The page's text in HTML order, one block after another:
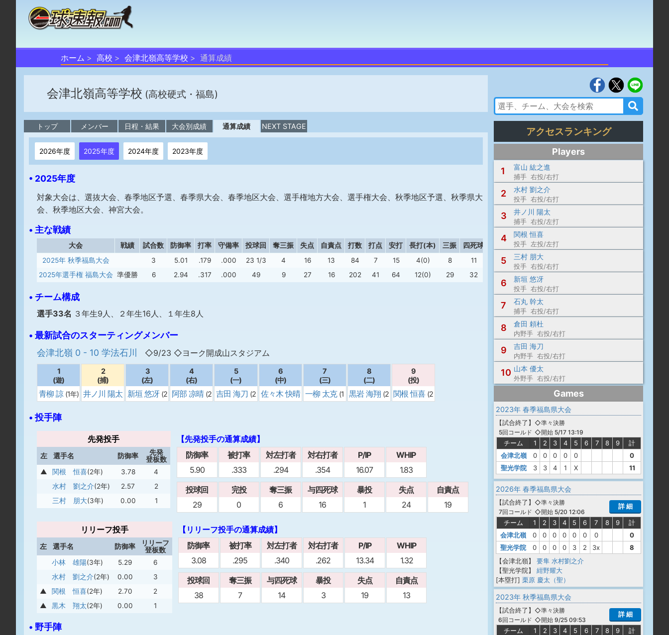
ホーム 高校 会津北嶺高等学校 通算成績
会津北嶺高等学校 (高校硬式・福島)
トップ メンバー 日程・結果 大会別成績 通算成績 NEXT STAGE
2026年度 2025年度 2024年度 2023年度
• 2025年度
対象大会は、選抜大会、春季地区予選、春季県大会、春季地区大会、選手権地方大会、選手権大会、秋季地区予選、秋季県大
会、秋季地区大会、神宮大会。
• 主な戦績
大会 戦績 試合数 防御率 打率 守備率 投球回 奪三振 失点 自責点 打数 打点 安打 長打(本) 三振 四死球
失策
2025年 秋季福島大会
3 5.01 .179 .000 23 1/3 4 16 13 84 7 15 4(0) 8 11
8
2025年選手権 福島大会 準優勝 6 2.94 .317 .000 49 9 27 16 202 41 64 12(0) 29 32 2 11
• チーム構成
選手33名 ３年生9人、２年生16人、１年生8人
• 最新試合のスターティングメンバー
会津北嶺 0 - 10 学法石川
◇9/23 ◇ヨーク開成山スタジアム
1
(遊)
青柳 諒 (1年)
2
(捕)
井ノ川 陽太
3
(左)
新垣 悠冴 (2
4
(右)
阿部 凉晴 (2
5
(一)
吉田 海刀 (2
6
(中)
佐々木 快晴
7
(三)
一柳 太克 (1
8
(二)
黒岩 海翔 (2
9
(投)
関根 恒喜 (2
• 投手陣
先発投手
左 選手名 防御率
先発
登板数
▲
関根 恒喜(2年) 3.78
4
水村 劉之介(2年) 2.57
2
三村 朋大(3年) 0.00 1
【先発投手の通算成績】
防御率
5.90
被打率
.333
対左打者
.294
対右打者
.354
P/IP
16.07
WHIP
1.83
投球回
29
完投
0
奪三振
6
与四死球
16
暴投
1
失点
24
自責点
19
リリーフ投手
左 選手名 防御率
リリーフ
登板数
小林 雄陽(3年) 5.29
6
水村 劉之介(2年) 0.00
3
▲
関根 恒喜(2年) 2.70
2
▲
黒木 翔太(2年) 0.00 1
【リリーフ投手の通算成績】
防御率
3.08
被打率
.295
対左打者
.340
対右打者
.262
P/IP
13.34
WHIP
1.32
投球回
38
奪三振
7
与四死球
14
暴投
3
失点
19
自責点
13
• 野手陣
アクセスランキング
Players
1
富山 紘之進
捕手 右投/右打
2 水村 劉之介
投手 右投/右打
3 井ノ川 陽太
捕手 右投/左打
4 関根 恒喜
投手 左投/左打
5 三村 朋大
投手 右投/右打
6 新垣 悠冴
投手 右投/右打
7 石丸 幹太
捕手 右投/右打
8 倉田 頼杜
内野手 右投/右打
9 吉田 海刀
内野手 右投/右打
10 山本 優太
外野手 右投/右打
Games
2023年 春季福島県大会
【試合終了 】
5回コールド
◇準々決勝
◇開始 5/17 13:19
チーム 1 2 3 4 5 6 7 8 9
計
会津北嶺
0 0 0 0 0
0
聖光学院
3 3 4 1 X 11
2026年 春季福島県大会
【試合終了 】
7回コールド
◇準々決勝
◇開始 5/20 12:06
詳 細
チーム 1 2 3 4 5 6 7 8 9
計
会津北嶺
0 0 0 0 0 0 0
0
聖光学院
0 0 0 0 3 2 3x
8
【会津北嶺】
要隼 水村劉之介
【聖光学院】
紺野耀大
[本塁打] 栗原 慶太（聖）
2023年 秋季福島県大会
【試合終了 】
6回コールド
◇準々決勝
◇開始 9/25 09:53
詳 細
チーム 1 2 3 4 5 6 7 8 9
計